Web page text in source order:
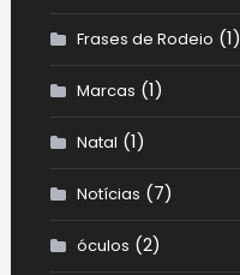
Frases de Rodeio (1)
Marcas (1)
Natal (1)
Notícias (7)
óculos (2)